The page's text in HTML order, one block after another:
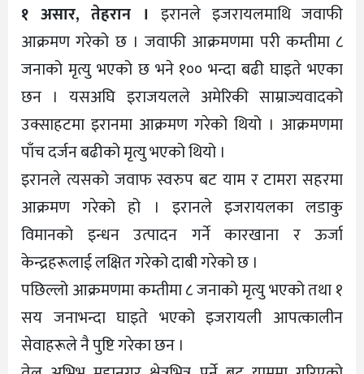
१ असार, तेहरान । इरानले इजरायलमाथि जवाफी
आक्रमण गरेको छ । जवाफी आक्रमणमा परी कम्तीमा ८
जनाको मृत्यु भएको छ भने १०० भन्दा बढी घाइते भएका
छन । यसअघि इराजयलले अमेरिकी साम्राज्यवादको
उक्साहटमा इरानमा आक्रमण गरेको थियो । आक्रमणमा
पाँच दर्जन बढीको मृत्यु भएको थियो ।
इरानले त्यसको जवाफ स्वरुप बट याम र टामरा सहरमा
आक्रमण गरेको हो । इरानले इजरायलका लडाकु
विमानको इन्धन उत्पादन गर्ने कारखाना र ऊर्जा
केन्द्रहरूलाई लक्षित गरेको दाबी गरेको छ ।
पछिल्लो आक्रमणमा कम्तीमा ८ जनाको मृत्यु भएको तथा १
सय जनाभन्दा घाइते भएको इजरायली आपत्कालीन
सेवाहरूले नै पुष्टि गरेका छन ।